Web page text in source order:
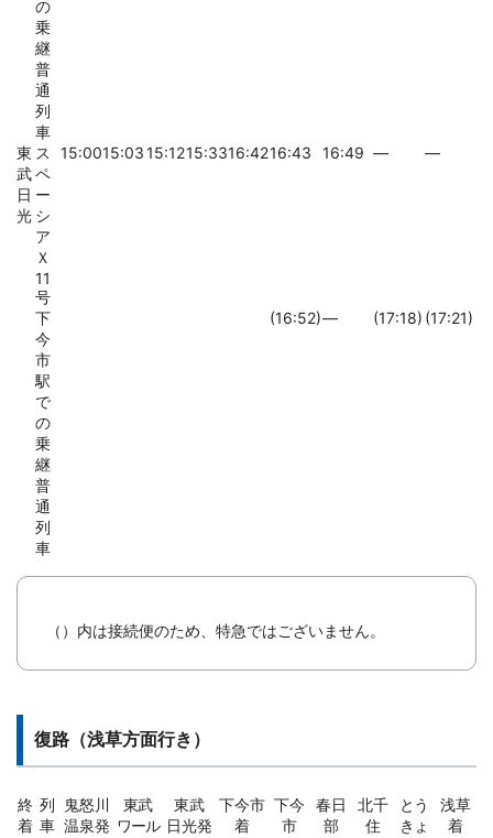
の
乗
継
普
通
列
車
東
武
日
光
ス
ペ
ー
シ
ア
Ｘ
11
号
15:0015:0315:1215:3316:4216:43 16:49 ― ―
下
今
市
駅
で
の
乗
継
普
通
列
車
(16:52)― (17:18) (17:21)
（）内は接続便のため、特急ではございません。
復路（浅草方面行き）
終
着
列
車
鬼怒川
温泉発
東武
ワール
東武
日光発
下今市
着
下今
市
春日
部
北千
住
とう
きょ
浅草
着